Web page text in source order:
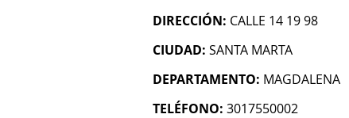
DIRECCIÓN: CALLE 14 19 98
CIUDAD: SANTA MARTA
DEPARTAMENTO: MAGDALENA
TELÉFONO: 3017550002